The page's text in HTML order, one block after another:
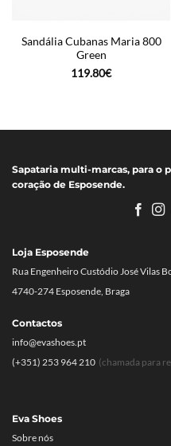
Sandália Cubanas Maria 800
Green
119.80€
Sapataria multi-marcas, para o
coração de Esposende.
Eva Shoes
Sobre nós
Loja Esposende
Rua Engenheiro Custódio José Vilas
4740-274 Esposende, Braga
Contactos
info@evashoes.pt
(+351) 253 964 210 (chamada para